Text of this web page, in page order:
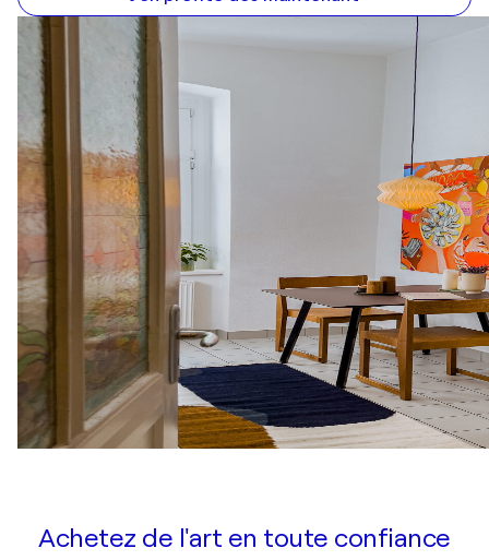
Achetez de l'art en toute confiance